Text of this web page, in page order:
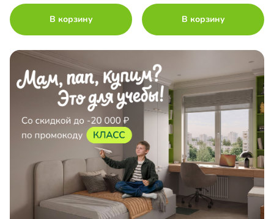
В корзину В корзину